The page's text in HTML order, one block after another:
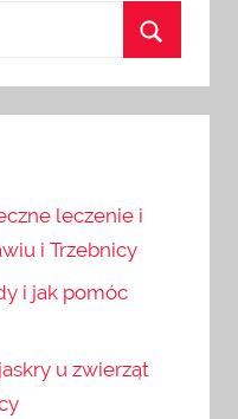
leczenie i
i Trzebnicy
i jak pomóc
u zwierząt